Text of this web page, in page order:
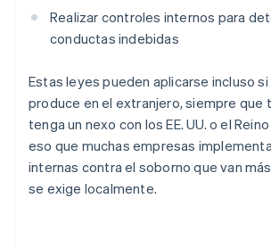
Realizar controles internos para
conductas indebidas
Estas leyes pueden aplicarse incluso
produce en el extranjero, siempre que
tenga un nexo con los EE. UU. o el
eso que muchas empresas
internas contra el soborno que van
se exige localmente.